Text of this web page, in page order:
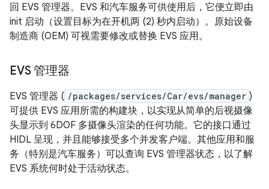
回 EVS 管理器。EVS 和汽车服务可供使用后，它便立即由
init 启动（设置目标为在开机两 (2) 秒内启动）。原始设备
制造商 (OEM) 可视需要修改或替换 EVS 应用。
EVS 管理器
EVS 管理器 ( /packages/services/Car/evs/manager )
可提供 EVS 应用所需的构建块，以实现从简单的后视摄像
头显示到 6DOF 多摄像头渲染的任何功能。它的接口通过
HIDL 呈现，并且能够接受多个并发客户端。其他应用和服
务（特别是汽车服务）可以查询 EVS 管理器状态，以了解
EVS 系统何时处于活动状态。